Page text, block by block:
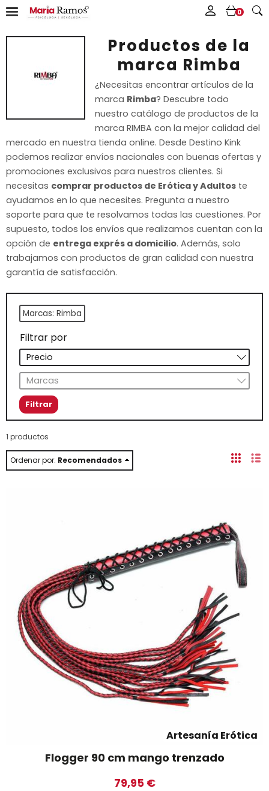
0
Productos de la
marca Rimba
¿Necesitas encontrar artículos de la
marca Rimba? Descubre todo
nuestro catálogo de productos de la
marca RIMBA con la mejor calidad del
mercado en nuestra tienda online. Desde Destino Kink
podemos realizar envíos nacionales con buenas ofertas y
promociones exclusivos para nuestros clientes. Si
necesitas comprar productos de Erótica y Adultos te
ayudamos en lo que necesites. Pregunta a nuestro
soporte para que te resolvamos todas las cuestiones. Por
supuesto, todos los envíos que realizamos cuentan con la
opción de entrega exprés a domicilio. Además, solo
trabajamos con productos de gran calidad con nuestra
garantía de satisfacción.
Marcas: Rimba
Filtrar por
Precio
Marcas
1 productos
Ordenar por: Recomendados
Artesanía Erótica
Flogger 90 cm mango trenzado
79,95 €